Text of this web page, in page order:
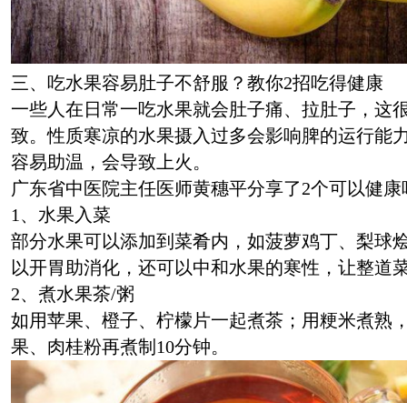
三、吃水果容易肚子不舒服？教你2招吃得健康
一些人在日常一吃水果就会肚子痛、拉肚子，这
致。性质寒凉的水果摄入过多会影响脾的运行能
容易助温，会导致上火。
广东省中医院主任医师黄穗平分享了2个可以健
1、水果入菜
部分水果可以添加到菜肴内，如菠萝鸡丁、梨球
以开胃助消化，还可以中和水果的寒性，让整道
2、煮水果茶/粥
如用苹果、橙子、柠檬片一起煮茶；用粳米煮熟
果、肉桂粉再煮制10分钟。